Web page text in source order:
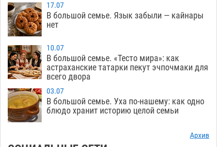
07:38
Арендатор заплатит миллионы за порчу
солью астраханских сельхозугодий
20:27
Завтра погода вновь заставит астраханцев
жариться
05.08
19:07
Уникальные артефакты Золотой Орды
выставили в астраханском музее
18:29
Маленькую девочку увезли в больницу после
ДТП у «Алимпика» в Астрахани
17.07
В большой семье. Язык забыли — кайнары
нет
10.07
В большой семье. «Тесто мира»: как
астраханские татарки пекут эчпочмаки для
всего двора
03.07
В большой семье. Уха по-нашему: как одно
блюдо хранит историю целой семьи
Архив